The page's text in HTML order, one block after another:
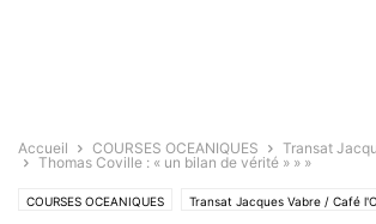
Accueil COURSES OCEANIQUES
Transat
Thomas Coville : « un bilan de vérité » » »
COURSES OCEANIQUES Transat Jacques Vabre / Café